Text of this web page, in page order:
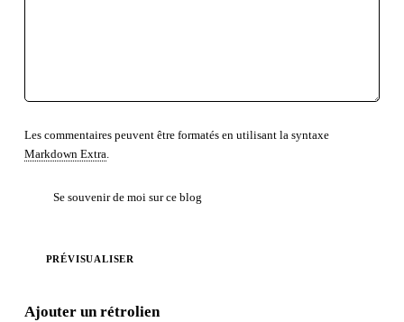
Les commentaires peuvent être formatés en utilisant la syntaxe
Markdown Extra.
Se souvenir de moi sur ce blog
PRÉVISUALISER
Ajouter un rétrolien